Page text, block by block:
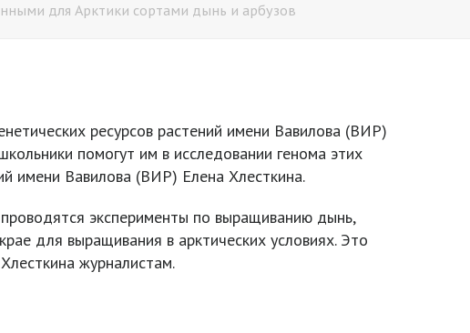
для Арктики сортами дынь и арбузов
ресурсов растений имени Вавилова (ВИР)
помогут им в исследовании генома этих
имени Вавилова (ВИР) Елена Хлесткина.
эксперименты по выращиванию дынь,
для выращивания в арктических условиях. Это
журналистам.